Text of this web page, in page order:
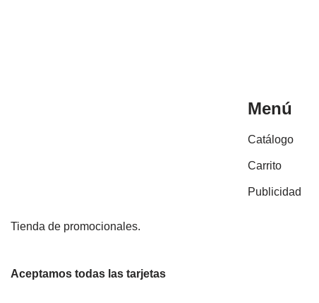
Tienda de promocionales.
Aceptamos todas las tarjetas
Menú
Catálogo
Carrito
Publicidad